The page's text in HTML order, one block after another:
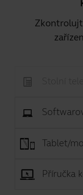
Tablet/
Příručka